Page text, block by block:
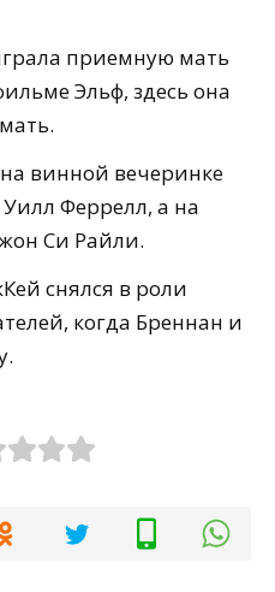
приемную мать
Эльф, здесь она
винной вечеринке
Феррелл, а на
Си Райли.
снялся в роли
когда Бреннан и